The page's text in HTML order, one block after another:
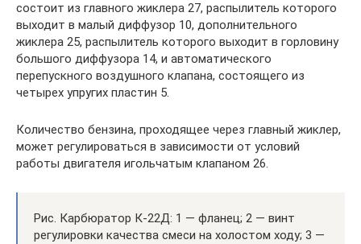
состоит из главного жиклера 27, распылитель которого
выходит в малый диффузор 10, дополнительного
жиклера 25, распылитель которого выходит в горловину
большого диффузора 14, и автоматического
перепускного воздушного клапана, состоящего из
четырех упругих пластин 5.
Количество бензина, проходящее через главный жиклер,
может регулироваться в зависимости от условий
работы двигателя игольчатым клапаном 26.
Рис. Карбюратор К-22Д: 1 — фланец; 2 — винт
регулировки качества смеси на холостом ходу; 3 —